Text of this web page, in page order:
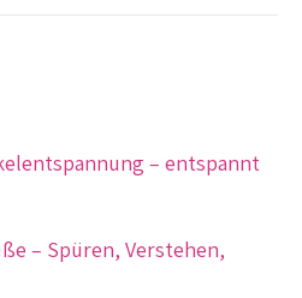
– entspannt
– Spüren, Verstehen,